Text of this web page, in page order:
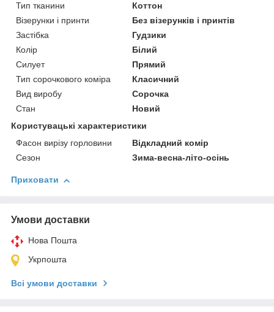
Тип тканини
Коттон
Візерунки і принти
Без візерунків і принтів
Застібка
Гудзики
Колір
Білий
Силует
Прямий
Тип сорочкового коміра
Класичний
Вид виробу
Сорочка
Стан
Новий
Користувацькі характеристики
Фасон вирізу горловини
Відкладний комір
Сезон
Зима-весна-літо-осінь
Приховати
Умови доставки
Нова Пошта
Укрпошта
Всі умови доставки